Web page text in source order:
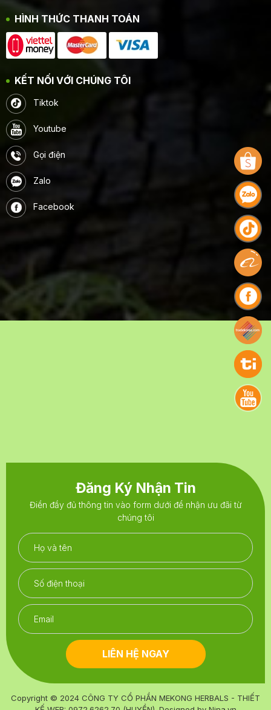
HÌNH THỨC THANH TOÁN
KẾT NỐI VỚI CHÚNG TÔI
Tiktok
Youtube
Gọi điện
Zalo
Facebook
Đăng Ký Nhận Tin
Điền đầy đủ thông tin vào form dưới để nhận ưu đãi từ
chúng tôi
LIÊN HỆ NGAY
Copyright © 2024 CÔNG TY CỔ PHẦN MEKONG HERBALS - THIẾT